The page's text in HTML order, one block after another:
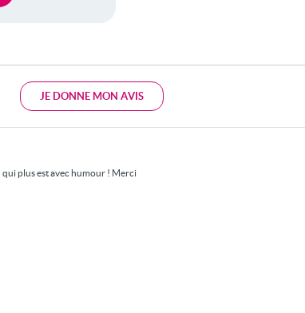
JE DONNE MON AVIS
plus est avec humour ! Merci